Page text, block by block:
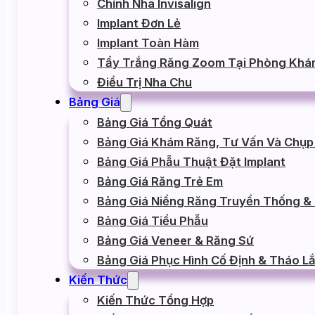
Chỉnh Nha Invisalign
Implant Đơn Lẻ
Implant Toàn Hàm
Tẩy Trắng Răng Zoom Tại Phòng
Điều Trị Nha Chu
Bảng Giá
Bảng Giá Tổng Quát
Bảng Giá Khám Răng, Tư Vấn Và
Bảng Giá Phẫu Thuật Đặt Implant
Bảng Giá Răng Trẻ Em
Bảng Giá Niềng Răng Truyền Thống
Bảng Giá Tiểu Phẫu
Bảng Giá Veneer & Răng Sứ
Bảng Giá Phục Hình Cố Định & Tháo
Kiến Thức
Kiến Thức Tổng Hợp